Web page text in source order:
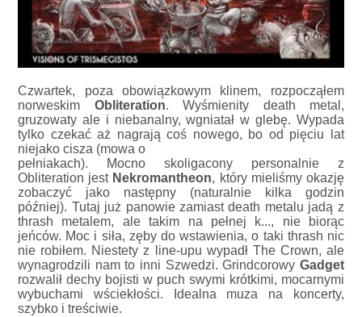
Czwartek, poza obowiązkowym klinem, rozpocząłem
norweskim Obliteration. Wyśmienity death metal,
gruzowaty ale i niebanalny, wgniatał w glebę. Wypada
tylko czekać aż nagrają coś nowego, bo od pięciu lat
niejako cisza (mowa o
pełniakach). Mocno skoligacony personalnie z
Obliteration jest Nekromantheon, który mieliśmy okazję
zobaczyć jako następny (naturalnie kilka godzin
później). Tutaj już panowie zamiast death metalu jadą z
thrash metalem, ale takim na pełnej k..., nie biorąc
jeńców. Moc i siła, zęby do wstawienia, o taki thrash nic
nie robiłem. Niestety z line-upu wypadł The Crown, ale
wynagrodzili nam to inni Szwedzi. Grindcorowy Gadget
rozwalił dechy bojisti w puch swymi krótkimi, mocarnymi
wybuchami wściekłości. Idealna muza na koncerty,
szybko i treściwie.